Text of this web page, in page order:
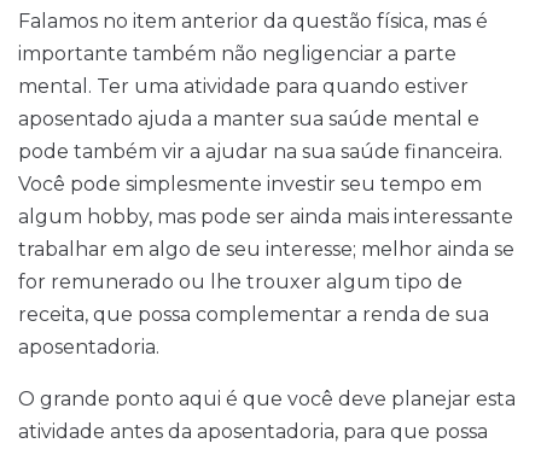
Falamos no item anterior da questão física, mas é
importante também não negligenciar a parte
mental. Ter uma atividade para quando estiver
aposentado ajuda a manter sua saúde mental e
pode também vir a ajudar na sua saúde financeira.
Você pode simplesmente investir seu tempo em
algum hobby, mas pode ser ainda mais interessante
trabalhar em algo de seu interesse; melhor ainda se
for remunerado ou lhe trouxer algum tipo de
receita, que possa complementar a renda de sua
aposentadoria.
O grande ponto aqui é que você deve planejar esta
atividade antes da aposentadoria, para que possa